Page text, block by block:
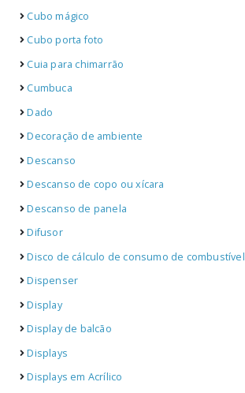
Cubo mágico
Cubo porta foto
Cuia para chimarrão
Cumbuca
Dado
Decoração de ambiente
Descanso
Descanso de copo ou xícara
Descanso de panela
Difusor
Disco de cálculo de consumo de combustível
Dispenser
Display
Display de balcão
Displays
Displays em Acrílico